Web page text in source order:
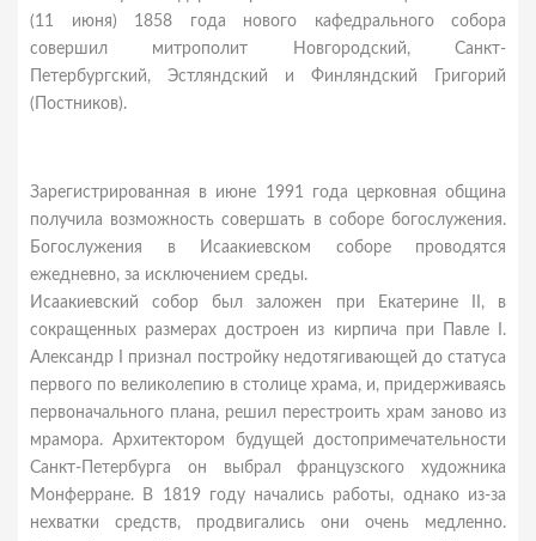
(11 июня) 1858 года нового кафедрального собора
совершил митрополит Новгородский, Санкт-
Петербургский, Эстляндский и Финляндский Григорий
(Постников).
Зарегистрированная в июне 1991 года церковная община
получила возможность совершать в соборе богослужения.
Богослужения в Исаакиевском соборе проводятся
ежедневно, за исключением среды.
Исаакиевский собор был заложен при Екатерине II, в
сокращенных размерах достроен из кирпича при Павле I.
Александр I признал постройку недотягивающей до статуса
первого по великолепию в столице храма, и, придерживаясь
первоначального плана, решил перестроить храм заново из
мрамора. Архитектором будущей достопримечательности
Санкт-Петербурга он выбрал французского художника
Монферране. В 1819 году начались работы, однако из-за
нехватки средств, продвигались они очень медленно.